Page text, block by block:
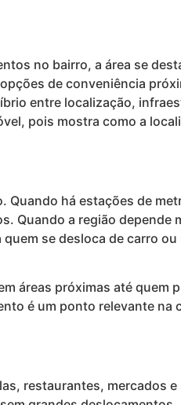
no bairro, a área se
de conveniência
entre localização,
pois mostra como a
Quando há estações de
Quando a região depende
se desloca de carro
áreas próximas até quem
é um ponto relevante na
restaurantes, mercados e